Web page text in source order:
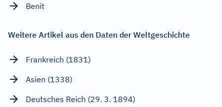
Benit
Weitere Artikel aus den Daten der Weltgeschichte
Frankreich (1831)
Asien (1338)
Deutsches Reich (29. 3. 1894)